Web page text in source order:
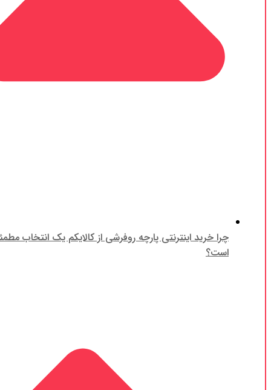
چرا خرید اینترنتی پارچه روفرشی از کالایکم یک انتخاب
است؟